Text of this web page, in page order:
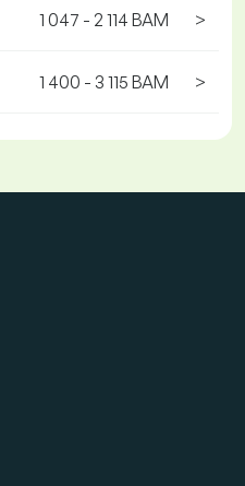
1 047 - 2 114 BAM >
1 400 - 3 115 BAM >